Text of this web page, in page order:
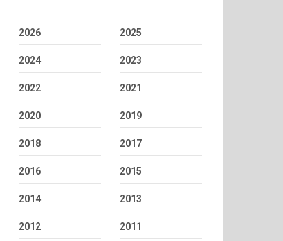
2026 2025
2024 2023
2022 2021
2020 2019
2018 2017
2016 2015
2014 2013
2012 2011